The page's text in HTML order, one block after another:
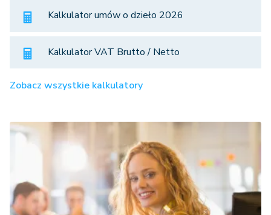
Kalkulator umów o dzieło 2026
Kalkulator VAT Brutto / Netto
Zobacz wszystkie kalkulatory